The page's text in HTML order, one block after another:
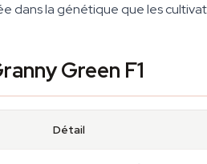
dans la génétique que les
Green F1
Détail